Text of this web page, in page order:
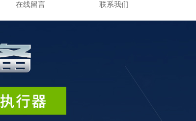
在线留言 联系我们